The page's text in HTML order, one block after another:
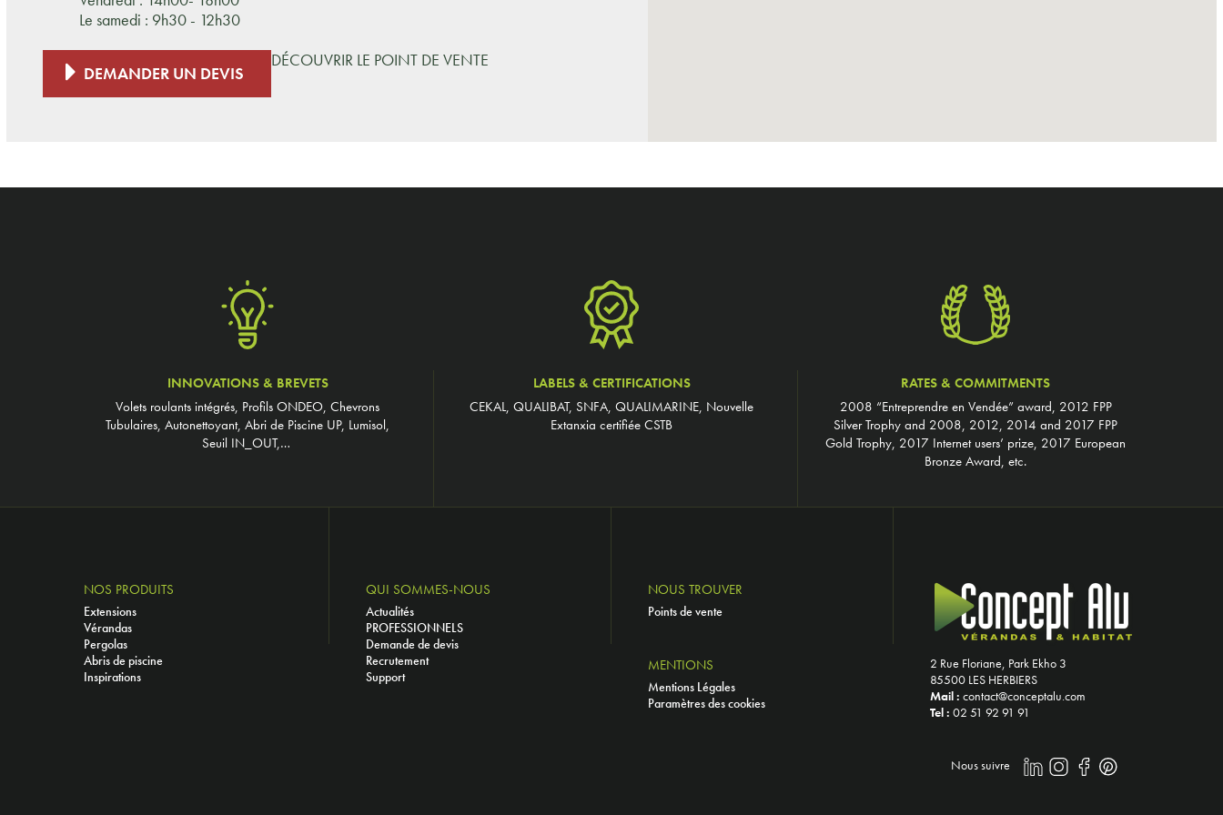
Le samedi : 9h30 - 12h30
DEMANDER UN DEVIS
DÉCOUVRIR LE POINT DE VENTE
INNOVATIONS & BREVETS
Volets roulants intégrés, Profils ONDEO, Chevrons
Tubulaires, Autonettoyant, Abri de Piscine UP, Lumisol,
Seuil IN_OUT,…
LABELS & CERTIFICATIONS
CEKAL, QUALIBAT, SNFA, QUALIMARINE, Nouvelle
Extanxia certifiée CSTB
RATES & COMMITMENTS
2008 “Entreprendre en Vendée” award, 2012 FPP
Silver Trophy and 2008, 2012, 2014 and 2017 FPP
Gold Trophy, 2017 Internet users’ prize, 2017 European
Bronze Award, etc.
NOS PRODUITS
Extensions
Vérandas
Pergolas
Abris de piscine
Inspirations
QUI SOMMES-NOUS
Actualités
PROFESSIONNELS
Demande de devis
Recrutement
Support
NOUS TROUVER
Points de vente
MENTIONS
Mentions Légales
Paramètres des cookies
2 Rue Floriane, Park Ekho 3
85500 LES HERBIERS
Mail : contact@conceptalu.com
Tel : 02 51 92 91 91
Nous suivre